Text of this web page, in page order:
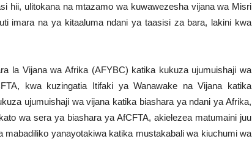
hii, ulitokana na mtazamo wa kuwawezesha vijana wa Misri
imara na ya kitaaluma ndani ya taasisi za bara, lakini kwa
la Vijana wa Afrika (AFYBC) katika kukuza ujumuishaji wa
kwa kuzingatia Itifaki ya Wanawake na Vijana katika
ujumuishaji wa vijana katika biashara ya ndani ya Afrika,
wa sera ya biashara ya AfCFTA, akielezea matumaini juu
yanayotakiwa katika mustakabali wa kiuchumi wa